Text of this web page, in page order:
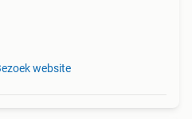
website